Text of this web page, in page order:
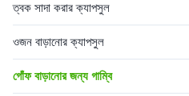
ত্বক সাদা করার ক্যাপসুল
ওজন বাড়ানোর ক্যাপসুল
গোঁফ বাড়ানোর জন্য গাম্বি